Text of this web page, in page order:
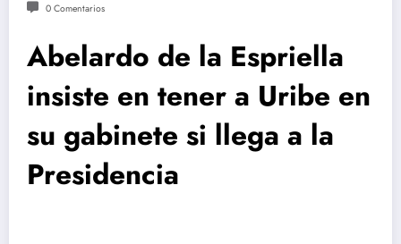
0 Comentarios
Abelardo de la Espriella
insiste en tener a Uribe en
su gabinete si llega a la
Presidencia